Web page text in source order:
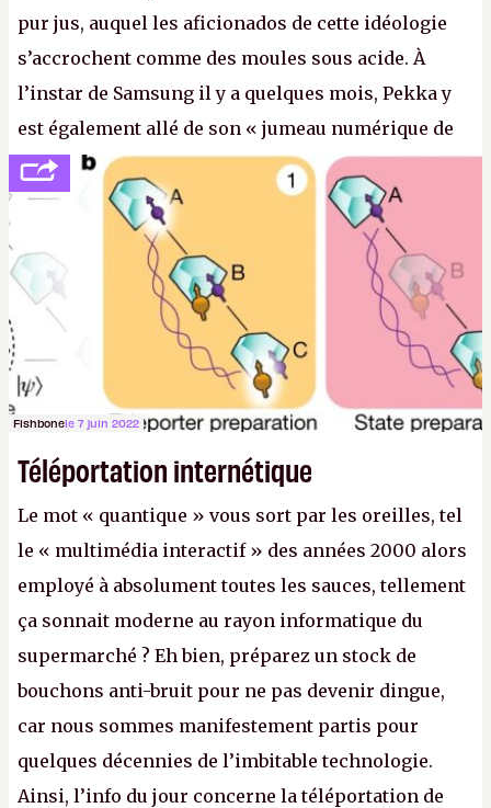
pur jus, auquel les aficionados de cette idéologie
s’accrochent comme des moules sous acide. À
l’instar de Samsung il y a quelques mois, Pekka y
est également allé de son « jumeau numérique de
tout » et de l’importance des metasangsues, qu’il
considère comme «
la prochaine grande plateforme
informatique après le World Wide Web et le mobile
(Crédit photo : Pexels / Pixabay)
Fishbonele 7 juin 2022
Téléportation internétique
Le mot « quantique » vous sort par les oreilles, tel
le « multimédia interactif » des années 2000 alors
employé à absolument toutes les sauces, tellement
ça sonnait moderne au rayon informatique du
supermarché ? Eh bien, préparez un stock de
bouchons anti-bruit pour ne pas devenir dingue,
car nous sommes manifestement partis pour
quelques décennies de l’imbitable technologie.
Ainsi, l’info du jour concerne la téléportation de